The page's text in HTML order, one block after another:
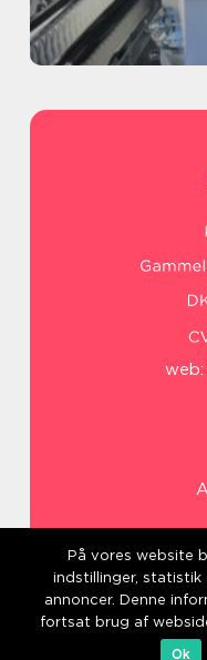
web:
På vores website
indstillinger,
annoncer. Denne
fortsat brug af
Ok